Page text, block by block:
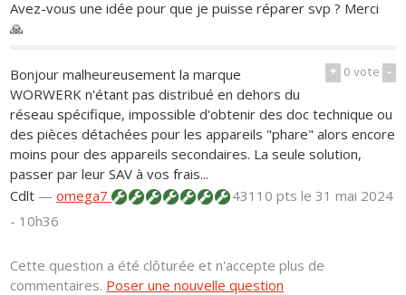
Avez-vous une idée pour que je puisse réparer svp ? Merci
🙏
+ 0vote -
Bonjour malheureusement la marque
WORWERK n'étant pas distribué en dehors du
réseau spécifique, impossible d'obtenir des doc technique ou
des pièces détachées pour les appareils "phare" alors encore
moins pour des appareils secondaires. La seule solution,
passer par leur SAV à vos frais...
Cdlt —omega7 43110 ptsle 31 mai 2024
- 10h36
Cette question a été clôturée et n'accepte plus de
commentaires. Poser une nouvelle question